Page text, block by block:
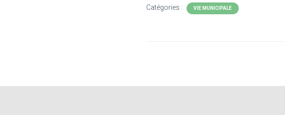
Catégories : VIE MUNICIPALE